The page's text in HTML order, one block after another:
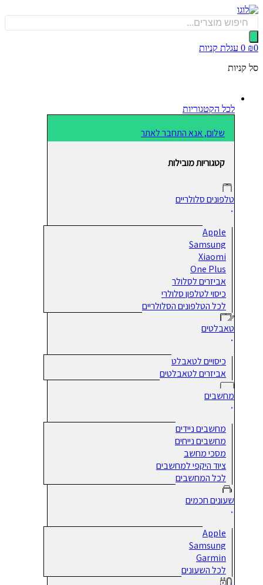
0 עגלת קניות
לכל הקטגוריות
שלום, אנא התחבר לאתר
קטגוריות מובילות
טלפונים סלולריים
Apple
Samsung
Xiaomi
One Plus
אביזרים לסלולר
כיסוי לטלפון סלולרי
לכל הטלפונים הסלולריים
טאבלטים
כיסויים לטאבלט
אביזרים לטאבלטים
מחשבים
מחשבים ניידים
מחשבים נייחים
מסכי מחשב
ציוד היקפי למחשבים
לכל המחשבים
שעונים חכמים
Apple
Samsung
Garmin
לכל השעונים